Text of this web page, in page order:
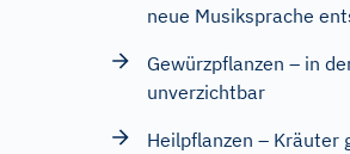
neue Musiksprache
Gewürzpflanzen – in
unverzichtbar
Heilpflanzen – Kräuter